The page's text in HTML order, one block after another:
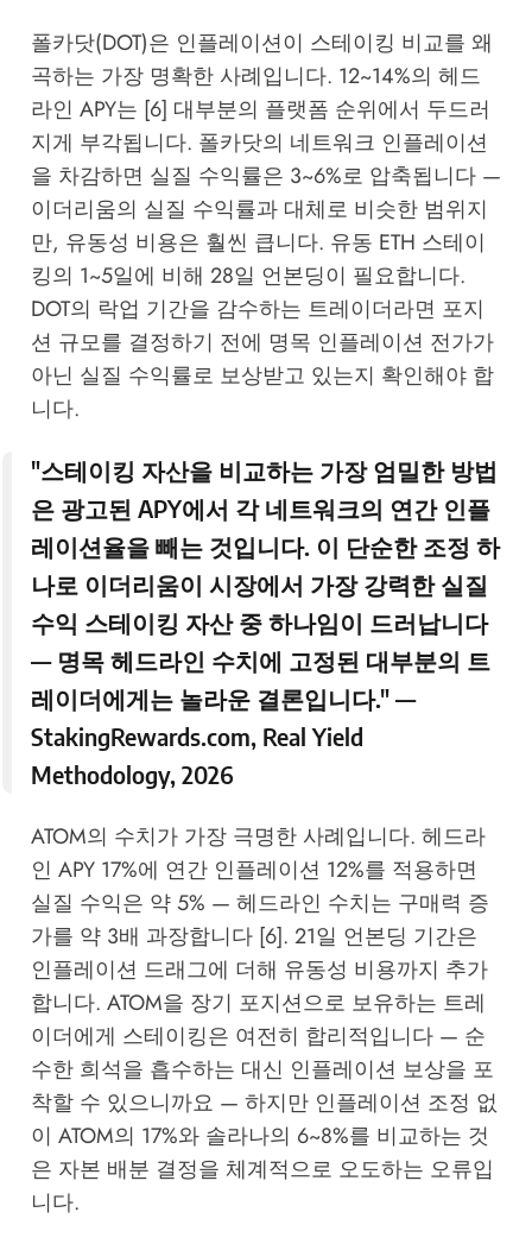
폴카닷(DOT)은 인플레이션이 스테이킹 비교를 왜
곡하는 가장 명확한 사례입니다. 12~14%의 헤드
라인 APY는 [6] 대부분의 플랫폼 순위에서 두드러
지게 부각됩니다. 폴카닷의 네트워크 인플레이션
을 차감하면 실질 수익률은 3~6%로 압축됩니다 —
이더리움의 실질 수익률과 대체로 비슷한 범위지
만, 유동성 비용은 훨씬 큽니다. 유동 ETH 스테이
킹의 1~5일에 비해 28일 언본딩이 필요합니다.
DOT의 락업 기간을 감수하는 트레이더라면 포지
션 규모를 결정하기 전에 명목 인플레이션 전가가
아닌 실질 수익률로 보상받고 있는지 확인해야 합
니다.
"스테이킹 자산을 비교하는 가장 엄밀한 방법
은 광고된 APY에서 각 네트워크의 연간 인플
레이션율을 빼는 것입니다. 이 단순한 조정 하
나로 이더리움이 시장에서 가장 강력한 실질
수익 스테이킹 자산 중 하나임이 드러납니다
— 명목 헤드라인 수치에 고정된 대부분의 트
레이더에게는 놀라운 결론입니다." —
StakingRewards.com, Real Yield
Methodology, 2026
ATOM의 수치가 가장 극명한 사례입니다. 헤드라
인 APY 17%에 연간 인플레이션 12%를 적용하면
실질 수익은 약 5% — 헤드라인 수치는 구매력 증
가를 약 3배 과장합니다 [6]. 21일 언본딩 기간은
인플레이션 드래그에 더해 유동성 비용까지 추가
합니다. ATOM을 장기 포지션으로 보유하는 트레
이더에게 스테이킹은 여전히 합리적입니다 — 순
수한 희석을 흡수하는 대신 인플레이션 보상을 포
착할 수 있으니까요 — 하지만 인플레이션 조정 없
이 ATOM의 17%와 솔라나의 6~8%를 비교하는 것
은 자본 배분 결정을 체계적으로 오도하는 오류입
니다.